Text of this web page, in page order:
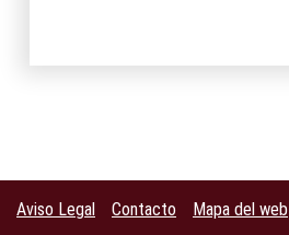
Aviso Legal Contacto Mapa del web